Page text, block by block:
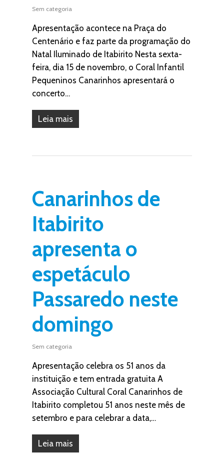
Sem categoria
Apresentação acontece na Praça do
Centenário e faz parte da programação do
Natal Iluminado de Itabirito Nesta sexta-
feira, dia 15 de novembro, o Coral Infantil
Pequeninos Canarinhos apresentará o
concerto…
Leia mais
Canarinhos de
Itabirito
apresenta o
espetáculo
Passaredo neste
domingo
Sem categoria
Apresentação celebra os 51 anos da
instituição e tem entrada gratuita A
Associação Cultural Coral Canarinhos de
Itabirito completou 51 anos neste mês de
setembro e para celebrar a data,…
Leia mais